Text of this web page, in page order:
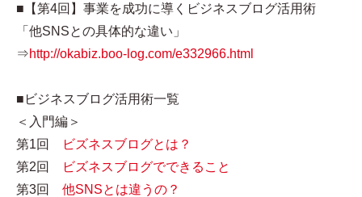
■【第4回】事業を成功に導くビジネスブログ活用術
「他SNSとの具体的な違い」
⇒http://okabiz.boo-log.com/e332966.html
■ビジネスブログ活用術一覧
＜入門編＞
第1回
ビズネスブログとは？
第2回
ビズネスブログでできること
第3回 他SNSとは違うの？